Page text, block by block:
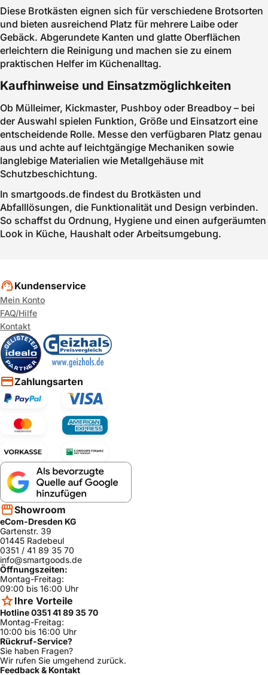
Diese Brotkästen eignen sich für verschiedene Brotsorten
und bieten ausreichend Platz für mehrere Laibe oder
Gebäck. Abgerundete Kanten und glatte Oberflächen
erleichtern die Reinigung und machen sie zu einem
praktischen Helfer im Küchenalltag.
Kaufhinweise und Einsatzmöglichkeiten
Ob Mülleimer, Kickmaster, Pushboy oder Breadboy – bei
der Auswahl spielen Funktion, Größe und Einsatzort eine
entscheidende Rolle. Messe den verfügbaren Platz genau
aus und achte auf leichtgängige Mechaniken sowie
langlebige Materialien wie Metallgehäuse mit
Schutzbeschichtung.
In smartgoods.de findest du Brotkästen und
Abfalllösungen, die Funktionalität und Design verbinden.
So schaffst du Ordnung, Hygiene und einen aufgeräumten
Look in Küche, Haushalt oder Arbeitsumgebung.
Kundenservice
Mein Konto
FAQ/Hilfe
Kontakt
Zahlungsarten
Showroom
eCom-Dresden KG
Gartenstr. 39
01445 Radebeul
0351 / 41 89 35 70
info@smartgoods.de
Öffnungszeiten:
Montag-Freitag:
09:00 bis 16:00 Uhr
Ihre Vorteile
Hotline 0351 41 89 35 70
Montag-Freitag:
10:00 bis 16:00 Uhr
Rückruf-Service?
Sie haben Fragen?
Wir rufen Sie umgehend zurück.
Feedback & Kontakt